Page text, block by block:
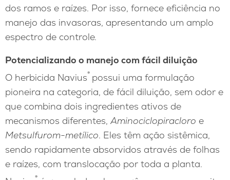
dos ramos e raízes. Por isso, fornece eficiência no
manejo das invasoras, apresentando um amplo
espectro de controle.
Potencializando o manejo com fácil diluição
O herbicida Navius® possui uma formulação
pioneira na categoria, de fácil diluição, sem odor e
que combina dois ingredientes ativos de
mecanismos diferentes, Aminociclopiracloro e
Metsulfurom-metílico. Eles têm ação sistêmica,
sendo rapidamente absorvidos através de folhas
e raízes, com translocação por toda a planta.